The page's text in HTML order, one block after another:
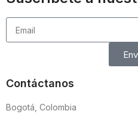
Contáctanos
Bogotá, Colombia